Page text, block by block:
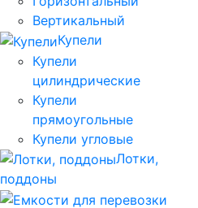
Вертикальный
Купели
Купели
цилиндрические
Купели
прямоугольные
Купели угловые
Лотки,
поддоны